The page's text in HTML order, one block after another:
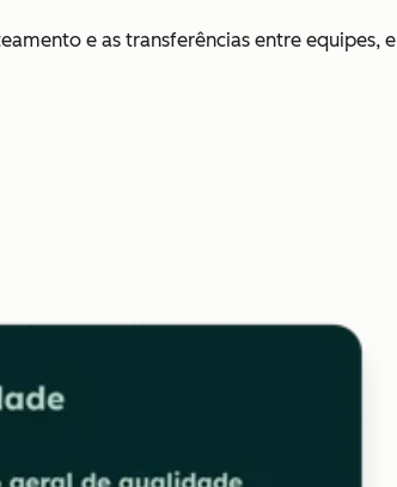
e as transferências entre equipes, e